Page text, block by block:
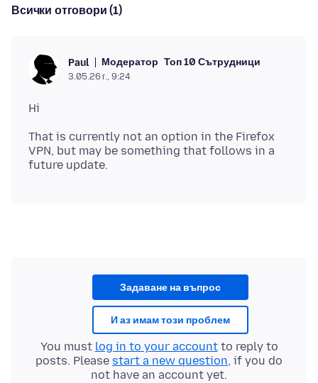
Всички отговори (1)
Paul Модератор Топ 10 Сътрудници
3.05.26 г., 9:24
That is currently not an option in the Firefox
VPN, but may be something that follows in a
Задаване на въпрос
И аз имам този проблем
You must log in to your accountto reply to
posts. Please start a new question, if you do
not have an account yet.